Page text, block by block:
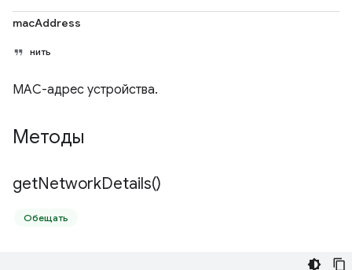
macAddress
нить
MAC-адрес устройства.
Методы
getNetworkDetails()
Обещать